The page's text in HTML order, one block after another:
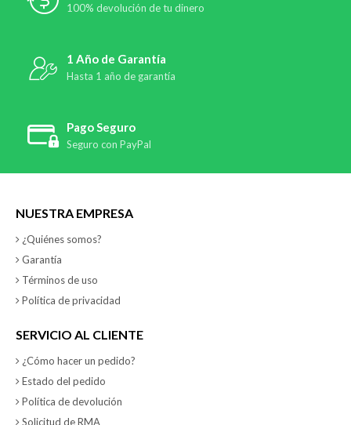
100% devolución de tu dinero
1 Año de Garantía
Hasta 1 año de garantía
Pago Seguro
Seguro con PayPal
NUESTRA EMPRESA
¿Quiénes somos?
Garantía
Términos de uso
Política de privacidad
SERVICIO AL CLIENTE
¿Cómo hacer un pedido?
Estado del pedido
Política de devolución
Solicitud de RMA